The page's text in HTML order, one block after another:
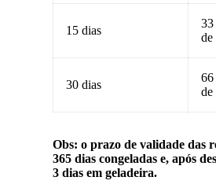
15 dias
33
de
30 dias
66
de
Obs: o prazo de validade das
365 dias congeladas e, após
3 dias em geladeira.